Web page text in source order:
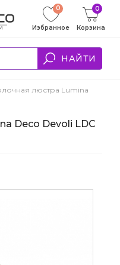
НАЙТИ
0
Избранное Корзина
0
люстра Lumina
Deco Devoli LDC